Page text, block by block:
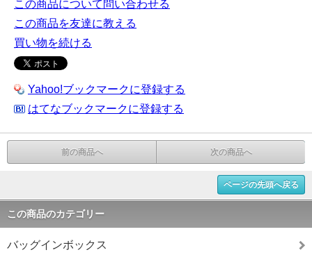
この商品について問い合わせる
この商品を友達に教える
買い物を続ける
Yahoo!ブックマークに登録する
はてなブックマークに登録する
前の商品へ 次の商品へ
ページの先頭へ戻る
この商品のカテゴリー
バッグインボックス